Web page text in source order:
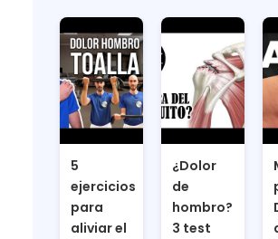
5
ejercicios
para
aliviar el
¿Dolor
de
hombro?
3 test